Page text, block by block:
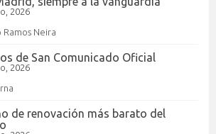
2026
Ramos Neira
de San Comunicado Oficial
2026
de renovación más barato del